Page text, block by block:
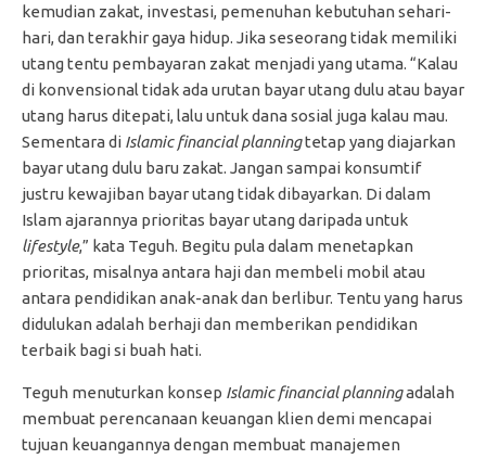
kemudian zakat, investasi, pemenuhan kebutuhan sehari-
hari, dan terakhir gaya hidup. Jika seseorang tidak memiliki
utang tentu pembayaran zakat menjadi yang utama. “Kalau
di konvensional tidak ada urutan bayar utang dulu atau bayar
utang harus ditepati, lalu untuk dana sosial juga kalau mau.
Sementara di Islamic financial planningtetap yang diajarkan
bayar utang dulu baru zakat. Jangan sampai konsumtif
justru kewajiban bayar utang tidak dibayarkan. Di dalam
Islam ajarannya prioritas bayar utang daripada untuk
lifestyle,” kata Teguh. Begitu pula dalam menetapkan
prioritas, misalnya antara haji dan membeli mobil atau
antara pendidikan anak-anak dan berlibur. Tentu yang harus
didulukan adalah berhaji dan memberikan pendidikan
terbaik bagi si buah hati.
Teguh menuturkan konsep Islamic financial planningadalah
membuat perencanaan keuangan klien demi mencapai
tujuan keuangannya dengan membuat manajemen